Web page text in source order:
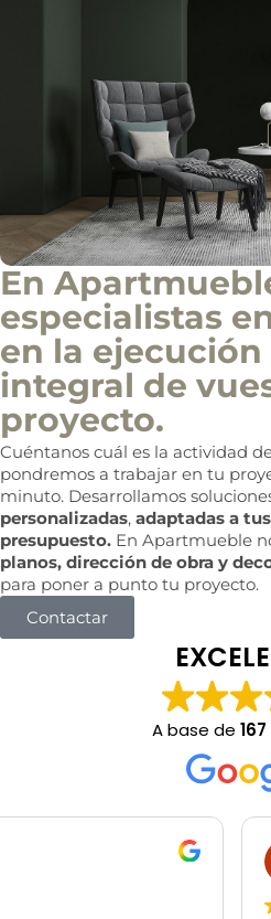
En
especialistas
en la
integral de
proyecto.
Cuéntanos cuál es la actividad
pondremos a trabajar en tu
minuto. Desarrollamos
personalizadas, adaptadas a
presupuesto. En Apartmueble
planos, dirección de obra y
para poner a punto tu proyecto.
Contactar
A base de
rodrigo garibotti